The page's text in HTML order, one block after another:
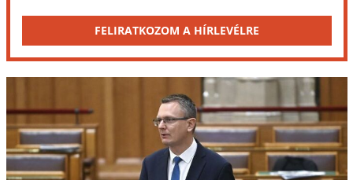
FELIRATKOZOM A HÍRLEVÉLRE